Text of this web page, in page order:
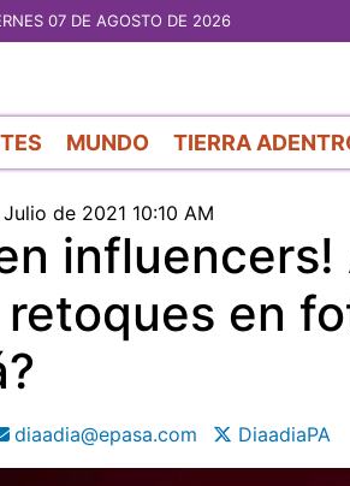
07 DE AGOSTO DE 2026
MUNDO TIERRA
de 2021 10:10 AM
en
diaadia@epasa.com DiaadiaPA